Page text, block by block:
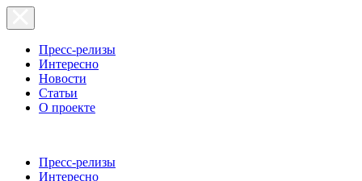
Пресс-релизы
Интересно
Новости
Статьи
О проекте
Пресс-релизы
Интересно